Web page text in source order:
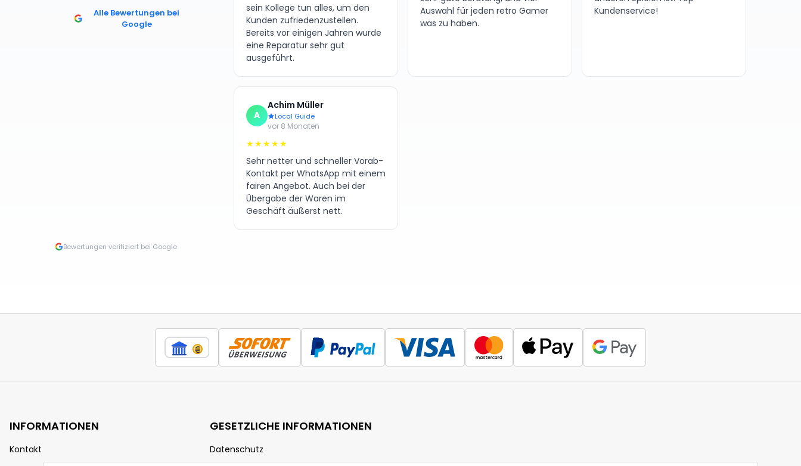
Alle Bewertungen bei
Google
sein Kollege tun alles, um den
Kunden zufriedenzustellen.
Bereits vor einigen Jahren wurde
eine Reparatur sehr gut
ausgeführt.
Auswahl für jeden retro Gamer
was zu haben.
Kundenservice!
A
Achim Müller
Local Guide
vor 8 Monaten
★★★★★
Sehr netter und schneller Vorab-
Kontakt per WhatsApp mit einem
fairen Angebot. Auch bei der
Übergabe der Waren im
Geschäft äußerst nett.
Bewertungen verifiziert bei Google
INFORMATIONEN
Kontakt
GESETZLICHE INFORMATIONEN
Datenschutz